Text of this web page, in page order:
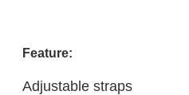
Feature:
Adjustable straps